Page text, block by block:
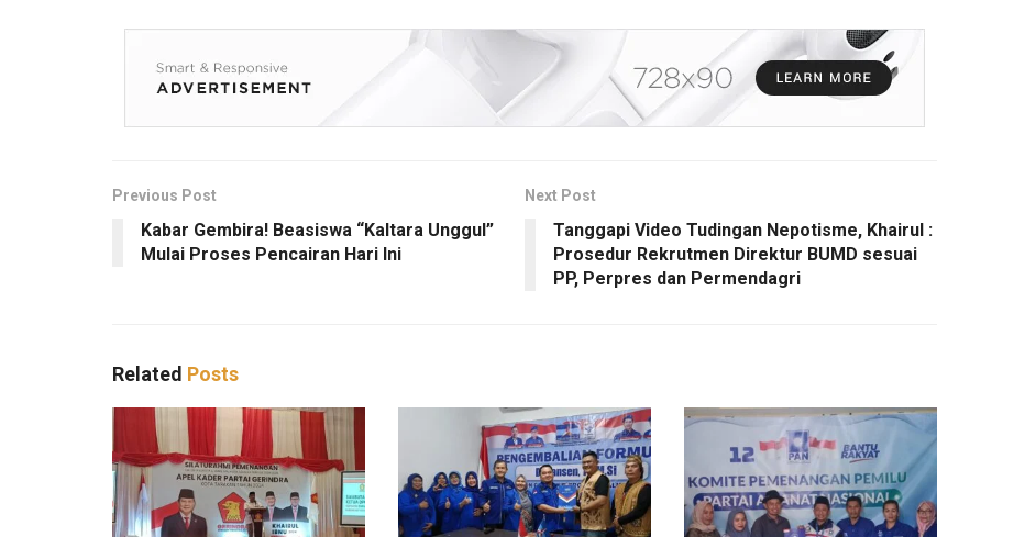
Previous Post
Kabar Gembira! Beasiswa “Kaltara Unggul”
Mulai Proses Pencairan Hari Ini
Next Post
Tanggapi Video Tudingan Nepotisme, Khairul :
Prosedur Rekrutmen Direktur BUMD sesuai
PP, Perpres dan Permendagri
Related Posts